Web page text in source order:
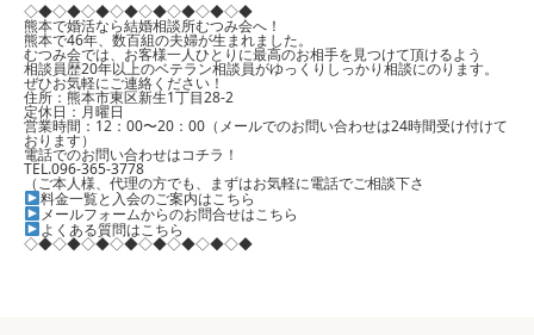
◇◆◇◆◇◆◇◆◇◆◇◆◇◆◇◆
熊本で婚活なら結婚相談所むつみ会へ！
熊本で46年、数百組の夫婦が生まれました。
むつみ会では、お客様一人ひとりに最高のお相手を見つけて頂けるよう
相談員歴20年以上のベテラン相談員がゆっくりしっかり相談にのります。
ぜひお気軽にご連絡ください！
住所：熊本市東区新生1丁目28-2
定休日：月曜日
営業時間：12：00〜20：00（メールでのお問い合わせは24時間受け付けて
おります）
電話でのお問い合わせはコチラ！
TEL.096-365-3778
（ご本人様、代理の方でも、まずはお気軽に電話でご相談下さ
料金一覧と入会のご案内はこちら
メールフォームからのお問合せはこちら
よくある質問はこちら
◇◆◇◆◇◆◇◆◇◆◇◆◇◆◇◆